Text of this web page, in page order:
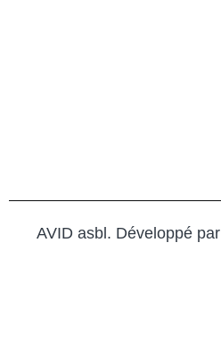
AVID asbl. Développé par